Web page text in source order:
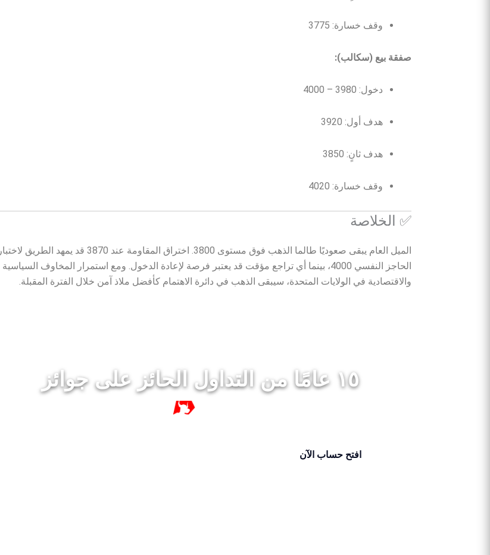
وقف خسارة: 3775
صفقة بيع (سكالب):
دخول: 3980 – 4000
هدف أول: 3920
هدف ثانٍ: 3850
وقف خسارة: 4020
✅ الخلاصة
الميل العام يبقى صعوديًا طالما الذهب فوق مستوى 3800. اختراق المقاومة عند 3870 قد يمهد الطريق لاختبار
الحاجز النفسي 4000، بينما أي تراجع مؤقت قد يعتبر فرصة لإعادة الدخول. ومع استمرار المخاوف السياسية
والاقتصادية في الولايات المتحدة، سيبقى الذهب في دائرة الاهتمام كأفضل ملاذ آمن خلال الفترة المقبلة.
١٥ عامًا من التداول الحائز على جوائز
افتح حساب الآن